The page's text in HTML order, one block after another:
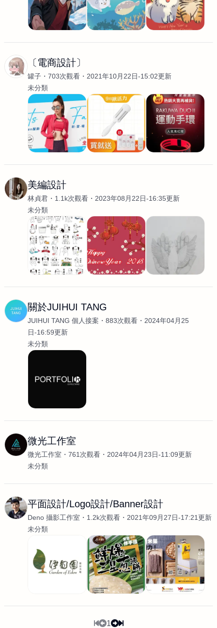
〔電商設計〕
罐子 703次觀看
2021年10月22日-15:02更新
未分類
美編設計
林貞君 1.1k次觀看
2023年08月22日-16:35更新
未分類
關於JUIHUI TANG
JUIHUI TANG 個人接案 883次觀看
2024年04月25
日-16:59更新
未分類
微光工作室
微光工作室 761次觀看
2024年04月23日-11:09更新
未分類
平面設計/Logo設計/Banner設計
Deno 攝影工作室 1.2k次觀看
2021年09月27日-17:21更新
未分類
1